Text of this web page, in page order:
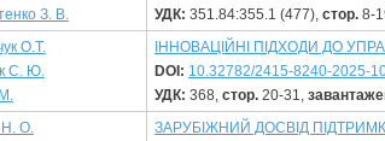
З. В.
УДК: 351.84:355.1 (477), стор.8-
О.Т.
С. Ю.
ІННОВАЦІЙНІ ПІДХОДИ ДО
DOI: 10.32782/2415-8240-2025-
УДК: 368, стор.20-31,
Н. О.
ЗАРУБІЖНИЙ ДОСВІД